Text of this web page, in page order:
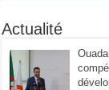
Actualité